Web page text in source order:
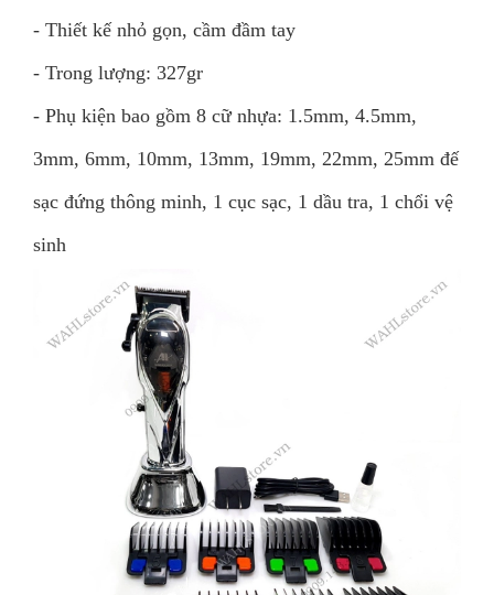
- Thiết kế nhỏ gọn, cầm đầm tay
- Trong lượng: 327gr
- Phụ kiện bao gồm 8 cữ nhựa: 1.5mm, 4.5mm,
3mm, 6mm, 10mm, 13mm, 19mm, 22mm, 25mm đế
sạc đứng thông minh, 1 cục sạc, 1 dầu tra, 1 chổi vệ
sinh